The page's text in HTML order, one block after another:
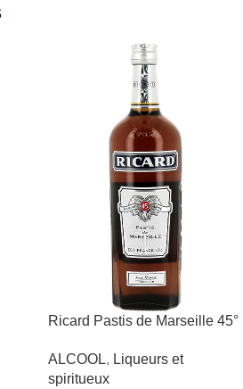
Ricard Pastis de Marseille 45°
ALCOOL, Liqueurs et
spiritueux